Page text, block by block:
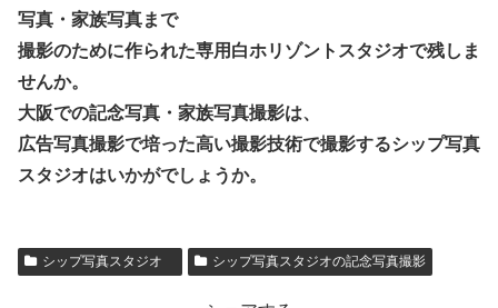
写真・家族写真まで
撮影のために作られた専用白ホリゾントスタジオで残しま
せんか。
大阪での記念写真・家族写真撮影は、
広告写真撮影で培った高い撮影技術で撮影するシップ写真
スタジオはいかがでしょうか。
シップ写真スタジオ シップ写真スタジオの記念写真撮影